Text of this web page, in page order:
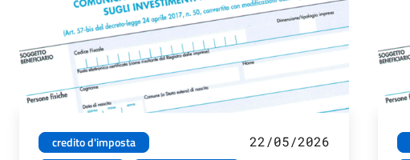
credito d'imposta
22/05/2026